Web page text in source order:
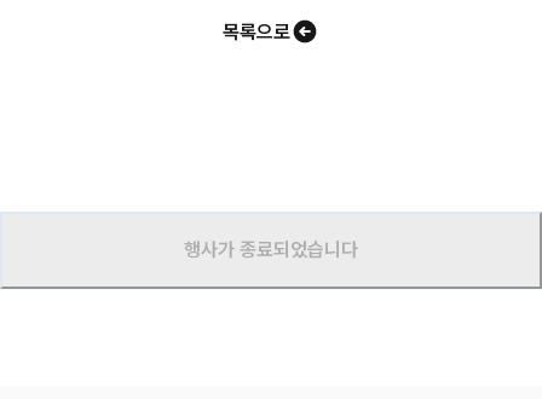
목록으로
행사가 종료되었습니다